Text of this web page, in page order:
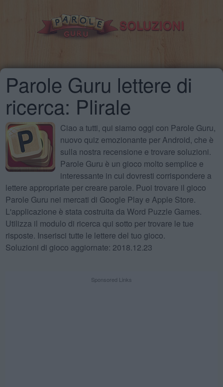
Parole Guru lettere di
ricerca: Plirale
Ciao a tutti, qui siamo oggi con Parole Guru,
nuovo quiz emozionante per Android, che è
sulla nostra recensione e trovare soluzioni.
Parole Guru è un gioco molto semplice e
interessante in cui dovresti corrispondere a
lettere appropriate per creare parole. Puoi trovare il gioco
Parole Guru nei mercati di Google Play e Apple Store.
L'applicazione è stata costruita da Word Puzzle Games.
Utilizza il modulo di ricerca qui sotto per trovare le tue
risposte. Inserisci tutte le lettere del tuo gioco.
Soluzioni di gioco aggiornate: 2018.12.23
Sponsored Links